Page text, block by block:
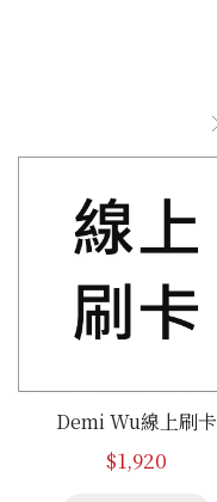
Demi Wu線上刷卡
$1,920